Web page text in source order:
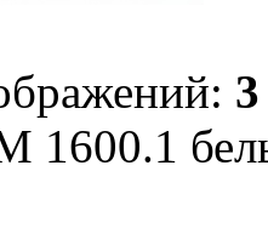
3
1600.1